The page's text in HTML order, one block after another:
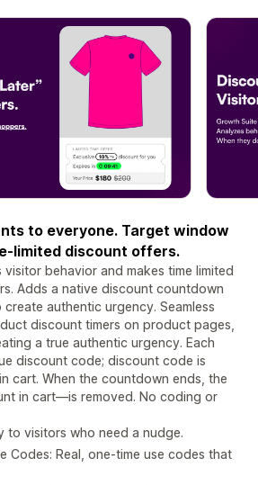
to everyone. Target window
limited discount offers.
behavior and makes time limited
Adds a native discount countdown
authentic urgency. Seamless
discount timers on product pages,
a true authentic urgency. Each
discount code; discount code is
cart. When the countdown ends, the
in cart—is removed. No coding or
to visitors who need a nudge.
Codes: Real, one-time use codes that